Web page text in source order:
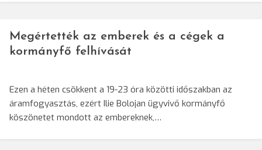
Megértették az emberek és a cégek a
kormányfő felhívását
Ezen a héten csökkent a 19-23 óra közötti időszakban az
áramfogyasztás, ezért Ilie Bolojan ügyvivő kormányfő
köszönetet mondott az embereknek,…